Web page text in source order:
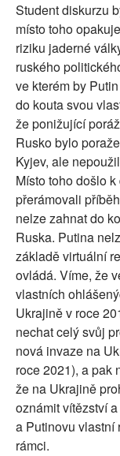
Student diskurzu
místo toho
riziku jaderné
ruského
ve kterém by
do kouta svou
že ponižující
Rusko bylo
Kyjev, ale
Místo toho došlo
přerámovali
nelze zahnat do
Ruska. Putina
základě virtuální
ovládá. Víme, že
vlastních
Ukrajině v roce
nechat celý svůj
nová invaze na
roce 2021), a pak
že na Ukrajině
oznámit vítězství
a Putinovu vlastní
rámci.